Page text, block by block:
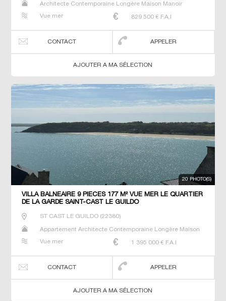
Architecte Contemporaine Longère Maison Manoir
Vue mer
829 500 € F.A.I
CONTACT APPELER
AJOUTER A MA SÉLECTION
20 PHOTO(S)
VILLA BALNEAIRE 9 PIECES 177 M² VUE MER LE QUARTIER
DE LA GARDE SAINT-CAST LE GUILDO
ST CAST LE GUILDO(22380)
Appartement Architecte Contemporaine Longère Maison
Vue mer
1 395 000 € F.A.I
CONTACT APPELER
AJOUTER A MA SÉLECTION